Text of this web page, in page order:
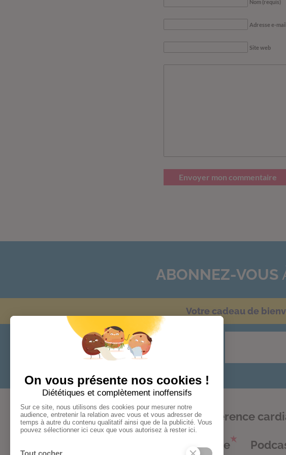
Nom (requis)
Adresse e-
Site web
Envoyer mon commentaire
ABONNEZ-VOUS
Votre cadeau de
Audace Bonheur Cohérence
Optimisme